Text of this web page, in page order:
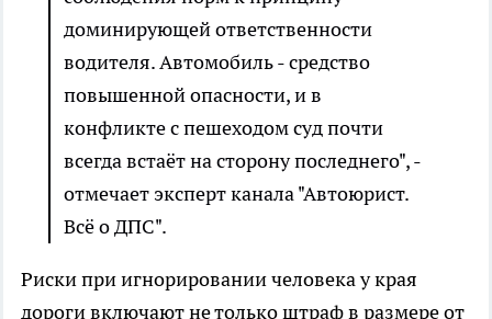
доминирующей ответственности
водителя. Автомобиль - средство
повышенной опасности, и в
конфликте с пешеходом суд почти
всегда встаёт на сторону последнего", -
отмечает эксперт канала "Автоюрист.
Всё о ДПС".
Риски при игнорировании человека у края
дороги включают не только штраф в размере от